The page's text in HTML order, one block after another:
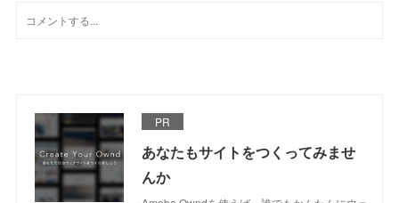
PR
あなたもサイトをつくってみませ
んか